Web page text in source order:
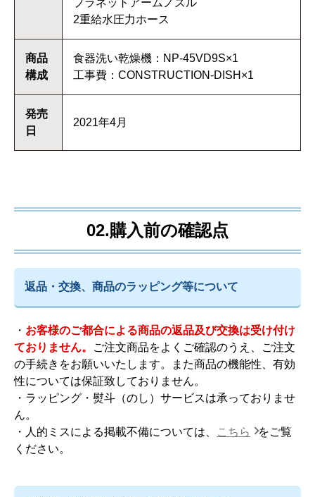
2重給水圧力ホース
商品
構成
食器洗い乾燥機：NP-45VD9S×1
工事費：CONSTRUCTION-DISH×1
発売
日
2021年4月
02.購入前の確認点
返品・交換、商品のラッピング等について
・ お客様のご都合による商品の返品及び交換は受け付け
ておりません。
ご注文商品をよくご確認のうえ、ご注文
の手続きをお願いいたします。また商品の機能性、有効
性については保証致しておりません。
・ラッピング・熨斗（のし）サービスは承っておりませ
ん。
・人的ミスによる掲載不備については、
こちら
をご覧
ください。